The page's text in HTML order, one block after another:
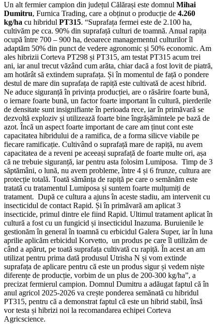
Un alt fermier campion din județul Călărași este domnul Mihai
Dumitru, Furnica Trading, care a obținut o producție de 4.260
kg/ha cu hibridul PT315. “Suprafața fermei este de 2.100 ha,
cultivăm pe cca. 90% din suprafață culturi de toamnă. Anual rapița
ocupă între 700 – 900 ha, deoarece managementul culturilor îl
adaptăm 50% din punct de vedere agronomic și 50% economic. Am
ales hibrizii Corteva PT298 și PT315, am testat PT315 acum trei
ani, iar anul trecut văzând cum arăta, chiar dacă a fost lovit de piatră,
am hotărât să extindem suprafața. Și în momentul de față o pondere
destul de mare din suprafața de rapiță este cultivată de acest hibrid.
Ne aduce siguranță în privința producției, are o răsărire foarte bună,
o iernare foarte bună, un factor foarte important în cultură, pierderile
de densitate sunt insignifiante în perioada rece, iar în primăvară se
dezvoltă exploziv și utilizează foarte bine îngrășămintele pe bază de
azot. Încă un aspect foarte important de care am ținut cont este
capacitatea hibridului de a ramifica, de a forma silicve viabile pe
fiecare ramificație. Cultivând o suprafață mare de rapiță, nu avem
capacitatea de a reveni pe aceeași suprafață de foarte multe ori, așa
că ne trebuie siguranță, iar pentru asta folosim Lumiposa. Timp de 3
săptămâni, o lună, nu avem probleme, între 4 și 6 frunze, cultura are
protecție totală. Toată sămânța de rapiță pe care o semănăm este
tratată cu tratamentul Lumiposa și suntem foarte mulțumiți de
tratament. După ce cultura a ajuns în aceste stadiu, am intervenit cu
insecticidul de contact Rapid. Și în primăvară am aplicat 3
insecticide, primul dintre ele fiind Rapid. Ultimul tratament aplicat în
cultură a fost cu un fungicid și insecticidul Inazuma. Buruienile le
gestionăm în general în toamnă cu erbicidul Galera Super, iar în luna
aprilie aplicăm erbicidul Korvetto, un produs pe care îl utilizăm de
când a apărut, pe toată suprafața cultivată cu rapiță. În acest an am
utilizat pentru prima dată produsul Utrisha N și vom extinde
suprafața de aplicare pentru că este un produs sigur și vedem niște
diferențe de producție, vorbim de un plus de 200-300 kg/ha”, a
precizat fermierul campion. Domnul Dumitru a adăugat faptul că în
anul agricol 2025-2026 va crește ponderea semănată cu hibridul
PT315, pentru că a demonstrat faptul că este un hibrid stabil, însă
vor testa și hibrizi noi la recomandarea echipei Corteva
Agricscience.